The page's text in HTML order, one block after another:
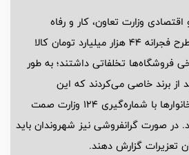
وزارت تعاون، کار و رفاه
اجتماعی با بیان اینکه در طرح فجرانه ۴۴ هزار میلیارد تومان کالا
تخلفاتی داشتند؛ به طور
از برند خاصی می‌کردند که این
موضوعات تخلف است و خانوارها با شماره‌گیری ۱۲۴ وزارت صمت
در صورت گرانفروشی نیز شهروندان باید
تعزیرات گزارش دهند.